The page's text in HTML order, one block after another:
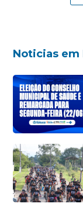
Noticias em